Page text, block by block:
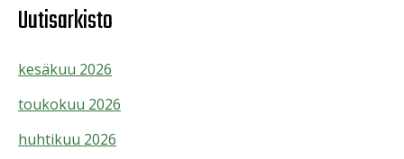
Uutisarkisto
kesäkuu 2026
toukokuu 2026
huhtikuu 2026